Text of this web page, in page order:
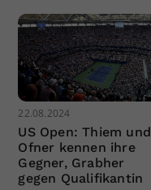
22.08.2024
US Open: Thiem und
Ofner kennen ihre
Gegner, Grabher
gegen Qualifikantin